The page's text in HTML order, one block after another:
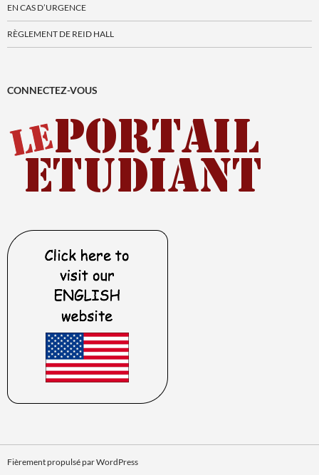
EN CAS D’URGENCE
RÈGLEMENT DE REID HALL
CONNECTEZ-VOUS
Fièrement propulsé par WordPress